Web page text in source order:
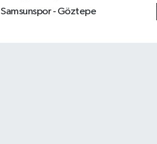
Samsunspor - Göztepe